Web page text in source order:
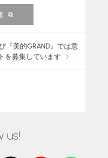
『美的GRAND』では意
を募集しています
us!